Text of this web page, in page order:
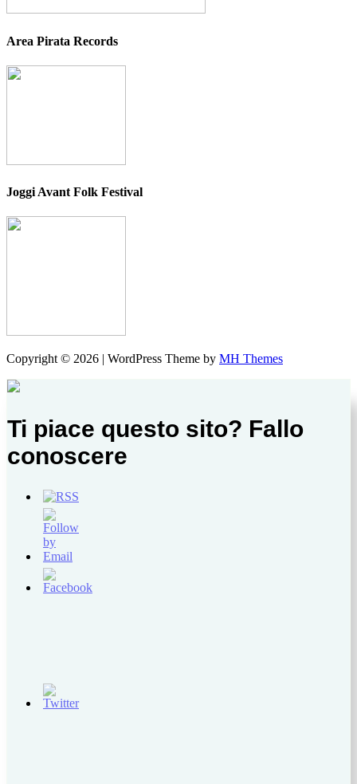
Area Pirata Records
Joggi Avant Folk Festival
Copyright © 2026 | WordPress Theme by MH Themes
Ti piace questo sito? Fallo
conoscere